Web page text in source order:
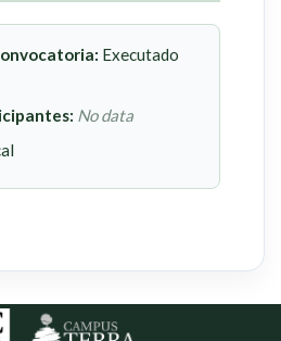
Executado
No data